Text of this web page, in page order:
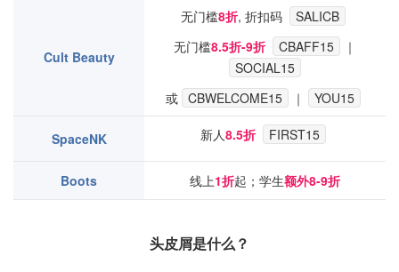
Cult Beauty
无门槛8折, 折扣码
SALICB
无门槛8.5折-9折 CBAFF15
｜
SOCIAL15
或 CBWELCOME15 ｜ YOU15
SpaceNK 新人8.5折 FIRST15
Boots 线上1折起；学生额外8-9折
头皮屑是什么？